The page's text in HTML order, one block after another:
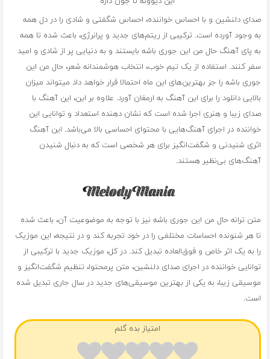
صدای دلنشین و با احساس خواننده، احساس شگفتی و شادی را در دل همه
به وجود آورده است. ترکیبی از ریتم‌های جدید و پرانرژی، باعث شده تا همه
به پای آهنگ حال من این جوری باشه بایستند و به دنیایی پر از شادی و امید
سفر کنند. استفاده از یک تیم خوب، انتخاب هوشمندانه شعر، حال من این
جوری باشه را جز بهترین‌های این ماه احتمالا قرار خواهد داد میتواند میزان
بالایی دانلود را برای این آهنگ به ارمغان آورد. علاوه بر این، این آهنگ با
صدای زیبا و هنری اجرا شده است که نشان دهنده استعداد و توانایی این
خواننده در اجرای آهنگ‌هایی با محتوای احساسی بالا می‌باشد. این آهنگ
اثری شنیدنی و شگفت‌انگیز برای هر شخصی است که به دنبال شنیدن
آهنگ‌های بی‌نظیر هستند.
متن ترانه حال من این جوری باشه نیز با توجه به موضوعیت آن، باعث شده
تا هر شنونده احساسات مختلفی را در خود تجربه کند و در نتیجه، این موزیک
را به یک اثر خاص و فوق‌العاده تبدیل کند. در کل، موزیک جدید با ترکیبی از
توانایی خواننده در اجرای صدای دلنشین، متن پرمحتوا، تنظیم شگفت‌انگیز و
موسیقی زیبا، به یکی از بهترین موسیقی‌های جدید در سال جاری تبدیل شده
است.
امتیاز بده گلم